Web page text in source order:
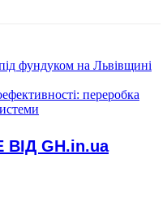
фундуком на Львівщині
переробка
GH.in.ua